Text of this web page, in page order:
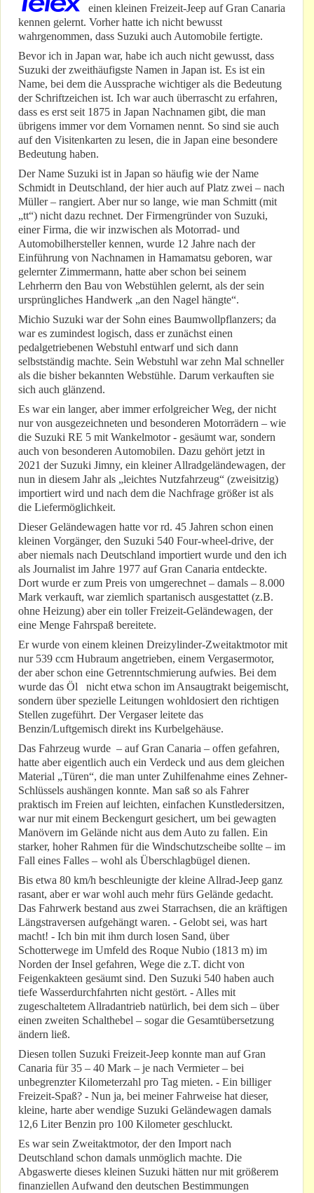
einen kleinen Freizeit-Jeep auf Gran Canaria
kennen gelernt. Vorher hatte ich nicht bewusst
wahrgenommen, dass Suzuki auch Automobile fertigte.
Bevor ich in Japan war, habe ich auch nicht gewusst, dass
Suzuki der zweithäufigste Namen in Japan ist. Es ist ein
Name, bei dem die Aussprache wichtiger als die Bedeutung
der Schriftzeichen ist. Ich war auch überrascht zu erfahren,
dass es erst seit 1875 in Japan Nachnamen gibt, die man
übrigens immer vor dem Vornamen nennt. So sind sie auch
auf den Visitenkarten zu lesen, die in Japan eine besondere
Bedeutung haben.
Der Name Suzuki ist in Japan so häufig wie der Name
Schmidt in Deutschland, der hier auch auf Platz zwei – nach
Müller – rangiert. Aber nur so lange, wie man Schmitt (mit
„tt“) nicht dazu rechnet. Der Firmengründer von Suzuki,
einer Firma, die wir inzwischen als Motorrad- und
Automobilhersteller kennen, wurde 12 Jahre nach der
Einführung von Nachnamen in Hamamatsu geboren, war
gelernter Zimmermann, hatte aber schon bei seinem
Lehrherrn den Bau von Webstühlen gelernt, als der sein
ursprüngliches Handwerk „an den Nagel hängte“.
Michio Suzuki war der Sohn eines Baumwollpflanzers; da
war es zumindest logisch, dass er zunächst einen
pedalgetriebenen Webstuhl entwarf und sich dann
selbstständig machte. Sein Webstuhl war zehn Mal schneller
als die bisher bekannten Webstühle. Darum verkauften sie
sich auch glänzend.
Es war ein langer, aber immer erfolgreicher Weg, der nicht
nur von ausgezeichneten und besonderen Motorrädern – wie
die Suzuki RE 5 mit Wankelmotor - gesäumt war, sondern
auch von besonderen Automobilen. Dazu gehört jetzt in
2021 der Suzuki Jimny, ein kleiner Allradgeländewagen, der
nun in diesem Jahr als „leichtes Nutzfahrzeug“ (zweisitzig)
importiert wird und nach dem die Nachfrage größer ist als
die Liefermöglichkeit.
Dieser Geländewagen hatte vor rd. 45 Jahren schon einen
kleinen Vorgänger, den Suzuki 540 Four-wheel-drive, der
aber niemals nach Deutschland importiert wurde und den ich
als Journalist im Jahre 1977 auf Gran Canaria entdeckte.
Dort wurde er zum Preis von umgerechnet – damals – 8.000
Mark verkauft, war ziemlich spartanisch ausgestattet (z.B.
ohne Heizung) aber ein toller Freizeit-Geländewagen, der
eine Menge Fahrspaß bereitete.
Er wurde von einem kleinen Dreizylinder-Zweitaktmotor mit
nur 539 ccm Hubraum angetrieben, einem Vergasermotor,
der aber schon eine Getrenntschmierung aufwies. Bei dem
wurde das Öl nicht etwa schon im Ansaugtrakt beigemischt,
sondern über spezielle Leitungen wohldosiert den richtigen
Stellen zugeführt. Der Vergaser leitete das
Benzin/Luftgemisch direkt ins Kurbelgehäuse.
Das Fahrzeug wurde – auf Gran Canaria – offen gefahren,
hatte aber eigentlich auch ein Verdeck und aus dem gleichen
Material „Türen“, die man unter Zuhilfenahme eines Zehner-
Schlüssels aushängen konnte. Man saß so als Fahrer
praktisch im Freien auf leichten, einfachen Kunstledersitzen,
war nur mit einem Beckengurt gesichert, um bei gewagten
Manövern im Gelände nicht aus dem Auto zu fallen. Ein
starker, hoher Rahmen für die Windschutzscheibe sollte – im
Fall eines Falles – wohl als Überschlagbügel dienen.
Bis etwa 80 km/h beschleunigte der kleine Allrad-Jeep ganz
rasant, aber er war wohl auch mehr fürs Gelände gedacht.
Das Fahrwerk bestand aus zwei Starrachsen, die an kräftigen
Längstraversen aufgehängt waren. - Gelobt sei, was hart
macht! - Ich bin mit ihm durch losen Sand, über
Schotterwege im Umfeld des Roque Nubio (1813 m) im
Norden der Insel gefahren, Wege die z.T. dicht von
Feigenkakteen gesäumt sind. Den Suzuki 540 haben auch
tiefe Wasserdurchfahrten nicht gestört. - Alles mit
zugeschaltetem Allradantrieb natürlich, bei dem sich – über
einen zweiten Schalthebel – sogar die Gesamtübersetzung
ändern ließ.
Diesen tollen Suzuki Freizeit-Jeep konnte man auf Gran
Canaria für 35 – 40 Mark – je nach Vermieter – bei
unbegrenzter Kilometerzahl pro Tag mieten. - Ein billiger
Freizeit-Spaß? - Nun ja, bei meiner Fahrweise hat dieser,
kleine, harte aber wendige Suzuki Geländewagen damals
12,6 Liter Benzin pro 100 Kilometer geschluckt.
Es war sein Zweitaktmotor, der den Import nach
Deutschland schon damals unmöglich machte. Die
Abgaswerte dieses kleinen Suzuki hätten nur mit größerem
finanziellen Aufwand den deutschen Bestimmungen